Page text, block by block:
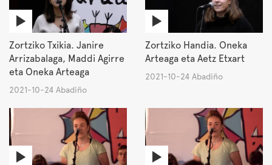
Zortziko Txikia. Janire
Arrizabalaga, Maddi Agirre
eta Oneka Arteaga
2021-10-24 Abadiño
Zortziko Handia. Oneka
Arteaga eta Aetz Etxart
2021-10-24 Abadiño